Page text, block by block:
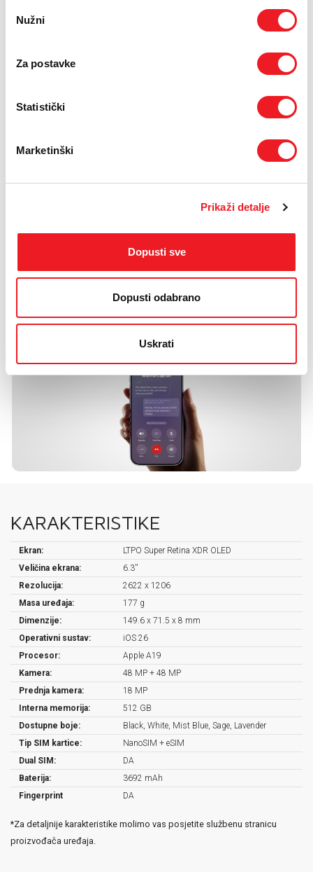
pristanka
Nužni
Za postavke
Statistički
Marketinški
Prikaži detalje
Dopusti sve
Dopusti odabrano
Uskrati
KARAKTERISTIKE
Ekran:
LTPO Super Retina XDR OLED
Veličina ekrana:
6.3''
Rezolucija:
2622 x 1206
Masa uređaja:
177 g
Dimenzije:
149.6 x 71.5 x 8 mm
Operativni sustav:
iOS 26
Procesor:
Apple A19
Kamera:
48 MP + 48 MP
Prednja kamera:
18 MP
Interna memorija:
512 GB
Dostupne boje:
Black, White, Mist Blue, Sage, Lavender
Tip SIM kartice:
NanoSIM + eSIM
Dual SIM:
DA
Baterija:
3692 mAh
Fingerprint
DA
*Za detaljnije karakteristike molimo vas posjetite službenu stranicu
proizvođača uređaja.